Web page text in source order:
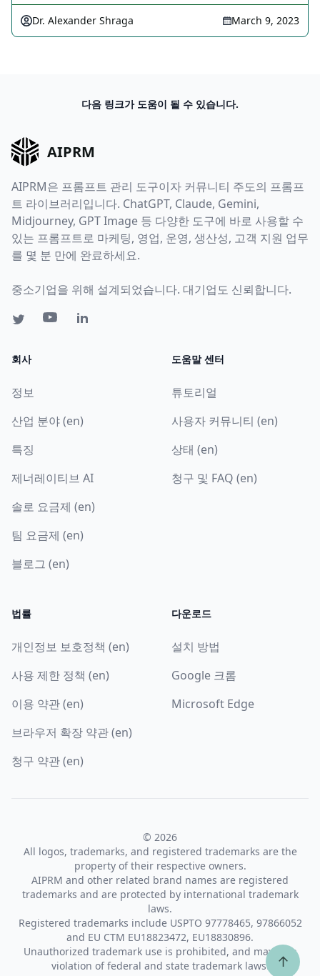
Dr. Alexander Shraga March 9, 2023
다음 링크가 도움이 될 수 있습니다.
AIPRM
AIPRM은 프롬프트 관리 도구이자 커뮤니티 주도의 프롬프
트 라이브러리입니다. ChatGPT, Claude, Gemini,
Midjourney, GPT Image 등 다양한 도구에 바로 사용할 수
있는 프롬프트로 마케팅, 영업, 운영, 생산성, 고객 지원 업무
를 몇 분 만에 완료하세요.
중소기업을 위해 설계되었습니다. 대기업도 신뢰합니다.
회사
정보
산업 분야 (en)
특징
제너레이티브 AI
솔로 요금제 (en)
팀 요금제 (en)
블로그 (en)
도움말 센터
튜토리얼
사용자 커뮤니티 (en)
상태 (en)
청구 및 FAQ (en)
법률
개인정보 보호정책 (en)
사용 제한 정책 (en)
이용 약관 (en)
브라우저 확장 약관 (en)
청구 약관 (en)
다운로드
설치 방법
Google 크롬
Microsoft Edge
© 2026
All logos, trademarks, and registered trademarks are the
property of their respective owners.
AIPRM and other related brand names are registered
trademarks and are protected by international trademark
laws.
Registered trademarks include USPTO 97778465, 97866052
and EU CTM EU18823472, EU18830896.
Unauthorized trademark use is prohibited, and may be a
violation of federal and state trademark laws.
↑